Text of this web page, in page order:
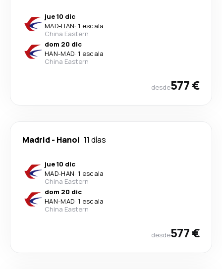
jue 10 dic
MAD-HAN· 1 escala
China Eastern
dom 20 dic
HAN-MAD· 1 escala
China Eastern
desde577 €
Madrid- Hanoi 11 días
jue 10 dic
MAD-HAN· 1 escala
China Eastern
dom 20 dic
HAN-MAD· 1 escala
China Eastern
desde577 €